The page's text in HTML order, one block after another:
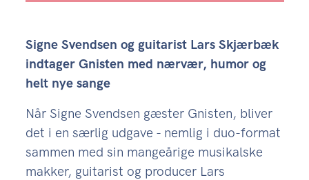
Signe Svendsen og guitarist Lars Skjærbæk
indtager Gnisten med nærvær, humor og
helt nye sange
Når Signe Svendsen gæster Gnisten, bliver
det i en særlig udgave - nemlig i duo-format
sammen med sin mangeårige musikalske
makker, guitarist og producer Lars